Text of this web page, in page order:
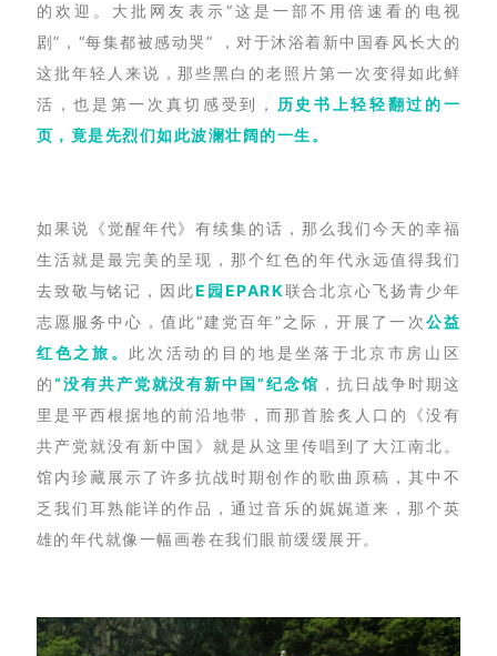
的欢迎。大批网友表示“这是一部不用倍速看的电视
剧”，“每集都被感动哭” ，对于沐浴着新中国春风长大的
这批年轻人来说，那些黑白的老照片第一次变得如此鲜
活，也是第一次真切感受到， 历史书上轻轻翻过的一
页，竟是先烈们如此波澜壮阔的一生。
如果说《觉醒年代》有续集的话，那么我们今天的幸福
生活就是最完美的呈现，那个红色的年代永远值得我们
去致敬与铭记，因此E园EPARK联合北京心飞扬青少年
志愿服务中心，值此“建党百年”之际，开展了一次公益
红色之旅。 此次活动的目的地是坐落于北京市房山区
的“没有共产党就没有新中国”纪念馆 ，抗日战争时期这
里是平西根据地的前沿地带，而那首脍炙人口的《没有
共产党就没有新中国》就是从这里传唱到了大江南北。
馆内珍藏展示了许多抗战时期创作的歌曲原稿，其中不
乏我们耳熟能详的作品，通过音乐的娓娓道来，那个英
雄的年代就像一幅画卷在我们眼前缓缓展开。